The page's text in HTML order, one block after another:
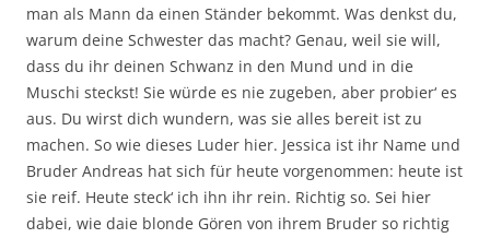
man als Mann da einen Ständer bekommt. Was denkst du,
warum deine Schwester das macht? Genau, weil sie will,
dass du ihr deinen Schwanz in den Mund und in die
Muschi steckst! Sie würde es nie zugeben, aber probier‘ es
aus. Du wirst dich wundern, was sie alles bereit ist zu
machen. So wie dieses Luder hier. Jessica ist ihr Name und
Bruder Andreas hat sich für heute vorgenommen: heute ist
sie reif. Heute steck‘ ich ihn ihr rein. Richtig so. Sei hier
dabei, wie daie blonde Gören von ihrem Bruder so richtig